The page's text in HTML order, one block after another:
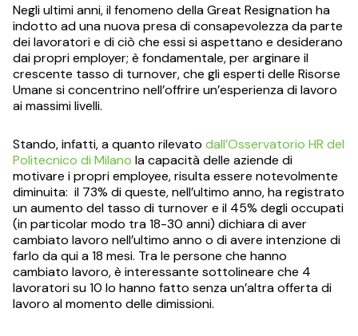
Negli ultimi anni, il fenomeno della Great Resignation ha
indotto ad una nuova presa di consapevolezza da parte
dei lavoratori e di ciò che essi si aspettano e desiderano
dai propri employer; è fondamentale, per arginare il
crescente tasso di turnover, che gli esperti delle Risorse
Umane si concentrino nell’offrire un’esperienza di lavoro
ai massimi livelli.
Stando, infatti, a quanto rilevato dall’Osservatorio HR del
Politecnico di Milano la capacità delle aziende di
motivare i propri employee, risulta essere notevolmente
diminuita: il 73% di queste, nell’ultimo anno, ha registrato
un aumento del tasso di turnover e il 45% degli occupati
(in particolar modo tra 18-30 anni) dichiara di aver
cambiato lavoro nell’ultimo anno o di avere intenzione di
farlo da qui a 18 mesi. Tra le persone che hanno
cambiato lavoro, è interessante sottolineare che 4
lavoratori su 10 lo hanno fatto senza un’altra offerta di
lavoro al momento delle dimissioni.